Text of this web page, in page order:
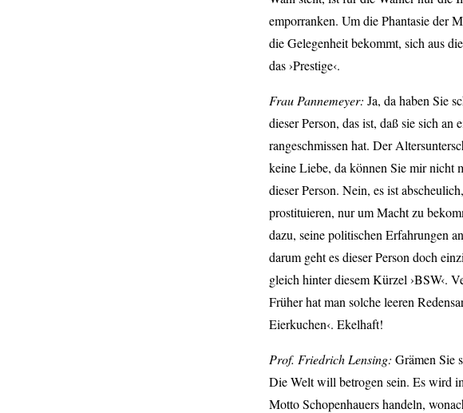
emporranken. Um die Phantasie der
die Gelegenheit bekommt, sich aus
das ›Prestige‹.
Frau Pannemeyer: Ja, da haben Sie
dieser Person, das ist, daß sie sich
rangeschmissen hat. Der
keine Liebe, da können Sie mir nicht
dieser Person. Nein, es ist
prostituieren, nur um Macht zu
dazu, seine politischen Erfahrungen
darum geht es dieser Person doch
gleich hinter diesem Kürzel ›BSW‹.
Früher hat man solche leeren
Eierkuchen‹. Ekelhaft!
Prof. Friedrich Lensing: Grämen Sie
Die Welt will betrogen sein. Es wird
Motto Schopenhauers handeln,